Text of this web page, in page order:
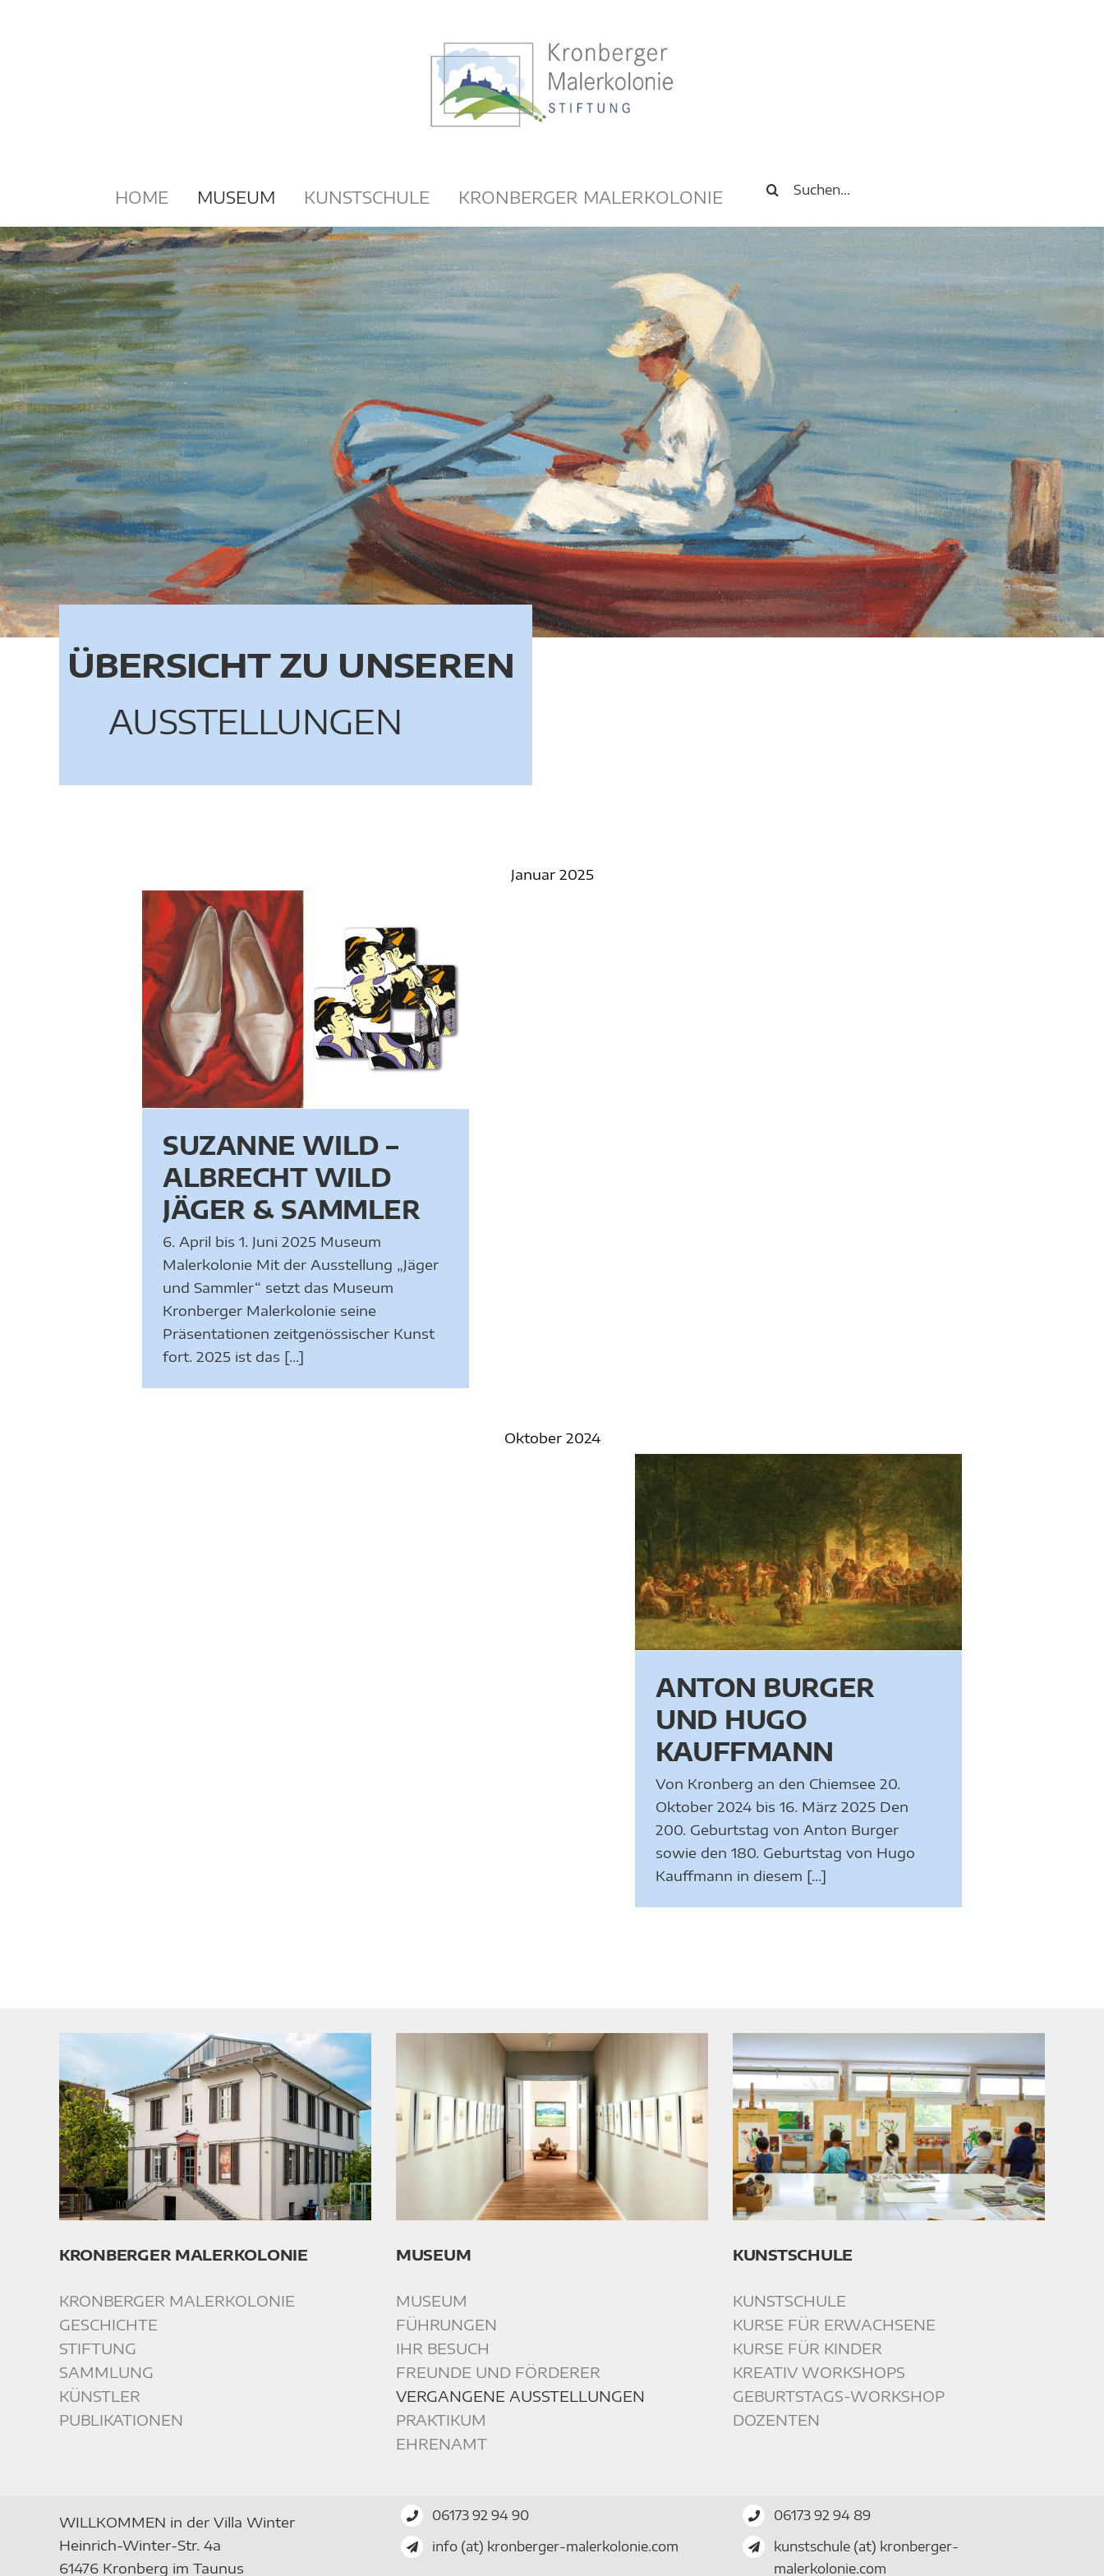
HOME MUSEUM KUNSTSCHULE KRONBERGER MALERKOLONIE
SUCHE
ÜBERSICHT ZU UNSEREN
AUSSTELLUNGEN
Januar 2025
SUZANNE WILD –
ALBRECHT WILD
JÄGER & SAMMLER
6. April bis 1. Juni 2025 Museum
Malerkolonie Mit der Ausstellung „Jäger
und Sammler“ setzt das Museum
Kronberger Malerkolonie seine
Präsentationen zeitgenössischer Kunst
fort. 2025 ist das [...]
Oktober 2024
ANTON BURGER
UND HUGO
KAUFFMANN
Von Kronberg an den Chiemsee 20.
Oktober 2024 bis 16. März 2025 Den
200. Geburtstag von Anton Burger
sowie den 180. Geburtstag von Hugo
Kauffmann in diesem [...]
KRONBERGER MALERKOLONIE
KRONBERGER MALERKOLONIE
GESCHICHTE
STIFTUNG
SAMMLUNG
KÜNSTLER
PUBLIKATIONEN
MUSEUM
MUSEUM
FÜHRUNGEN
IHR BESUCH
FREUNDE UND FÖRDERER
VERGANGENE AUSSTELLUNGEN
PRAKTIKUM
EHRENAMT
KUNSTSCHULE
KUNSTSCHULE
KURSE FÜR ERWACHSENE
KURSE FÜR KINDER
KREATIV WORKSHOPS
GEBURTSTAGS-WORKSHOP
DOZENTEN
WILLKOMMEN in der Villa Winter
Heinrich-Winter-Str. 4a
61476 Kronberg im Taunus
06173 92 94 90
info (at) kronberger-malerkolonie.com
06173 92 94 89
kunstschule (at) kronberger-
malerkolonie.com